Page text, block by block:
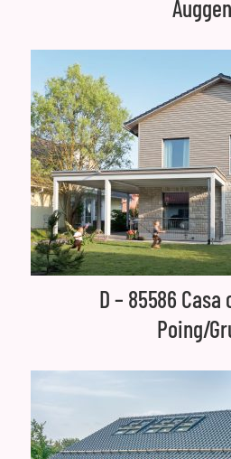
Auggen
D – 85586
Poing/